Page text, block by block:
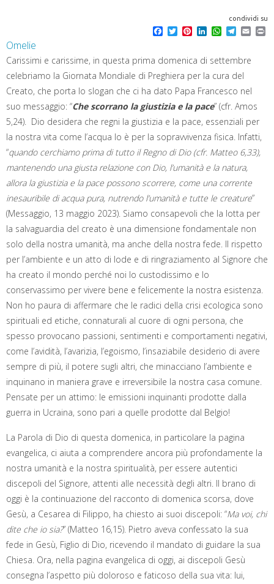
condividi su
F
e
b
o
o
k
T
t
e
r
P
t
r
e
t
L
k
d
I
W
t
A
p
p
T
e
g
r
a
m
E
Omelie
Carissimi e carissime, in questa prima domenica di settembre
celebriamo la Giornata Mondiale di Preghiera per la cura del
Creato, che porta lo slogan che ci ha dato Papa Francesco nel
suo messaggio: “Che scorrano la giustizia e la pace” (cfr. Amos
5,24). Dio desidera che regni la giustizia e la pace, essenziali per
la nostra vita come l’acqua lo è per la sopravvivenza fisica. Infatti,
“quando cerchiamo prima di tutto il Regno di Dio (cfr. Matteo 6,33),
mantenendo una giusta relazione con Dio, l’umanità e la natura,
allora la giustizia e la pace possono scorrere, come una corrente
inesauribile di acqua pura, nutrendo l’umanità e tutte le creature”
(Messaggio, 13 maggio 2023). Siamo consapevoli che la lotta per
la salvaguardia del creato è una dimensione fondamentale non
solo della nostra umanità, ma anche della nostra fede. Il rispetto
per l’ambiente e un atto di lode e di ringraziamento al Signore che
ha creato il mondo perché noi lo custodissimo e lo
conservassimo per vivere bene e felicemente la nostra esistenza.
Non ho paura di affermare che le radici della crisi ecologica sono
spirituali ed etiche, connaturali al cuore di ogni persona, che
spesso provocano passioni, sentimenti e comportamenti negativi,
come l’avidità, l’avarizia, l’egoismo, l’insaziabile desiderio di avere
sempre di più, il potere sugli altri, che minacciano l’ambiente e
inquinano in maniera grave e irreversibile la nostra casa comune.
Pensate per un attimo: le emissioni inquinanti prodotte dalla
guerra in Ucraina, sono pari a quelle prodotte dal Belgio!
La Parola di Dio di questa domenica, in particolare la pagina
evangelica, ci aiuta a comprendere ancora più profondamente la
nostra umanità e la nostra spiritualità, per essere autentici
discepoli del Signore, attenti alle necessità degli altri. Il brano di
oggi è la continuazione del racconto di domenica scorsa, dove
Gesù, a Cesarea di Filippo, ha chiesto ai suoi discepoli: “Ma voi, chi
dite che io sia?” (Matteo 16,15). Pietro aveva confessato la sua
fede in Gesù, Figlio di Dio, ricevendo il mandato di guidare la sua
Chiesa. Ora, nella pagina evangelica di oggi, ai discepoli Gesù
consegna l’aspetto più doloroso e faticoso della sua vita: lui,